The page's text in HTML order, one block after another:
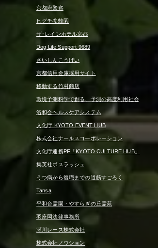
京都府警察
ヒグチ養蜂園
ザ･レインホテル京都
Dog Life Support 9689
さいしんこうげい
京都信用金庫採用サイト
移動する竹村商店
環境予測科学で創る、予測の高度利用社会
洛和会ヘルスケアシステム
文化庁 KYOTO EVENT HUB
株式会社ナールスコーポレーション
文化庁連携PF「KYOTO CULTURE HUB」
集英社ボスラッシュ
うつ病から復職までの道筋すごろく
Tansa
平和台霊園・やすらぎの丘霊苑
羽座岡法律事務所
瀬川レース株式会社
株式会社ノウション